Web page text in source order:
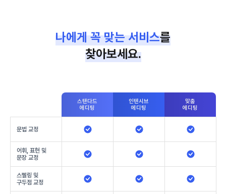
나에게 꼭 맞는 서비스를
찾아보세요.
스탠다드
에디팅
인텐시브
에디팅
맞춤
에디팅
문법 교정
어휘, 표현 및
문장 교정
스펠링 및
구두점 교정